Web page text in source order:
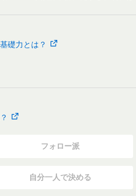
礎力とは？
フォロー派
自分一人で決める